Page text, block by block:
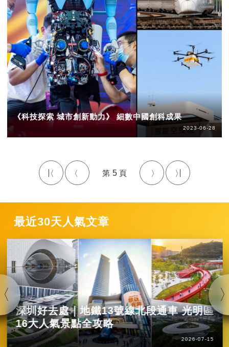
《科技探索 城市創新動力》 細數中國創科成果
2023-06-28
5
最近30天人氣文章
深圳好去處｜地鐵13號線北段通車 光明區
16大人氣景點全攻略
2026-07-15